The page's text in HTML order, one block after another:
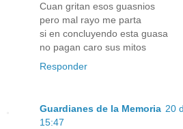
Cuan gritan esos guasnios
pero mal rayo me parta
si en concluyendo esta guasa
no pagan caro sus mitos
Responder
Guardianes de la Memoria 20
15:47